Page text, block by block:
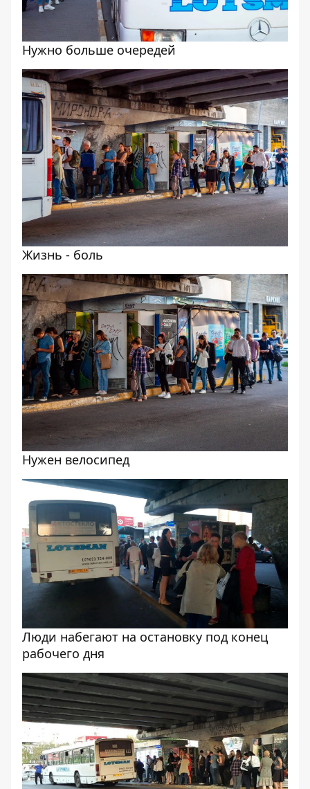
Нужно больше очередей
Жизнь - боль
Нужен велосипед
Люди набегают на остановку под конец
рабочего дня